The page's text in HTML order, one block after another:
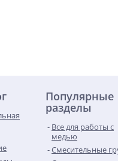
Популярные
разделы
Все для работы с
медью
Смесительные